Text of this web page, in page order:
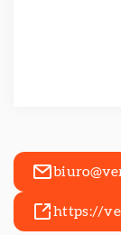
https://